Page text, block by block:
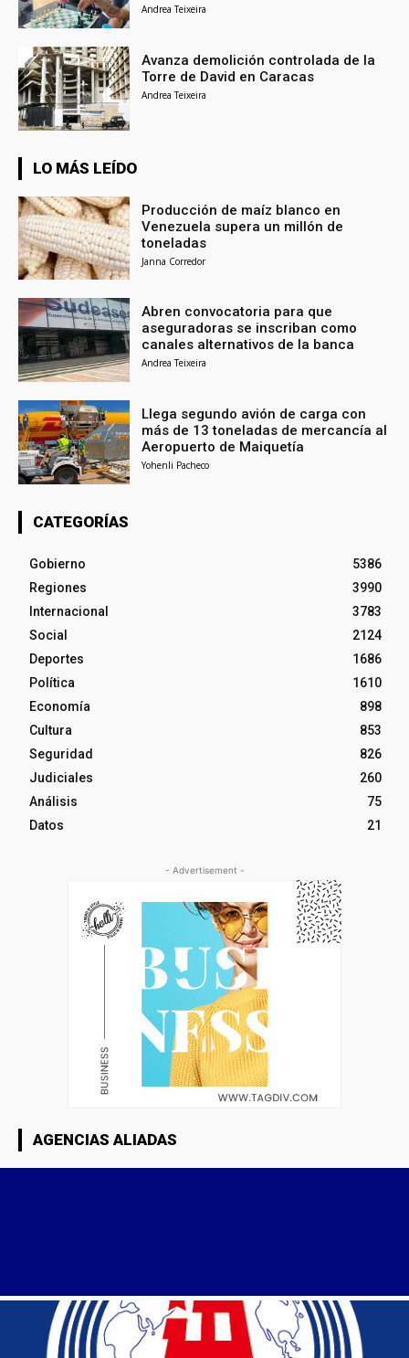
Andrea Teixeira
Avanza demolición controlada de la
Torre de David en Caracas
Andrea Teixeira
LO MÁS LEÍDO
Producción de maíz blanco en
Venezuela supera un millón de
toneladas
Janna Corredor
Abren convocatoria para que
aseguradoras se inscriban como
canales alternativos de la banca
Andrea Teixeira
Llega segundo avión de carga con
más de 13 toneladas de mercancía al
Aeropuerto de Maiquetía
Yohenli Pacheco
CATEGORÍAS
Gobierno
5386
Regiones
3990
Internacional
3783
Social
2124
Deportes
1686
Política
1610
Economía
898
Cultura
853
Seguridad
826
Judiciales
260
Análisis
75
Datos
21
- Advertisement -
AGENCIAS ALIADAS